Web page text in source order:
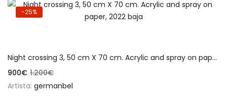
-25%
Night crossing 3, 50 cm X 70 cm. Acrylic and spray on paper, 2022 baja
900€ 1.200€
Artista: germanbel